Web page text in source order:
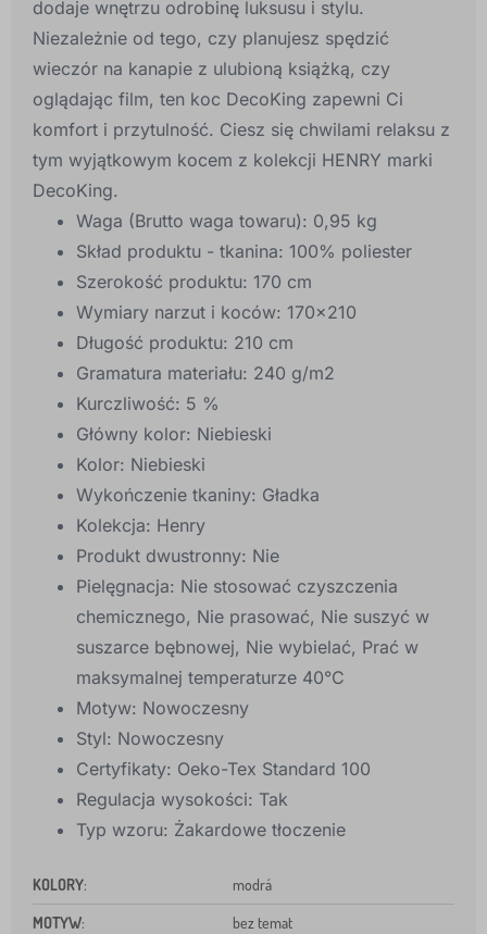
dodaje wnętrzu odrobinę luksusu i stylu.
Niezależnie od tego, czy planujesz spędzić
wieczór na kanapie z ulubioną książką, czy
oglądając film, ten koc DecoKing zapewni Ci
komfort i przytulność. Ciesz się chwilami relaksu z
tym wyjątkowym kocem z kolekcji HENRY marki
DecoKing.
Waga (Brutto waga towaru): 0,95 kg
Skład produktu - tkanina: 100% poliester
Szerokość produktu: 170 cm
Wymiary narzut i koców: 170x210
Długość produktu: 210 cm
Gramatura materiału: 240 g/m2
Kurczliwość: 5 %
Główny kolor: Niebieski
Kolor: Niebieski
Wykończenie tkaniny: Gładka
Kolekcja: Henry
Produkt dwustronny: Nie
Pielęgnacja: Nie stosować czyszczenia
chemicznego, Nie prasować, Nie suszyć w
suszarce bębnowej, Nie wybielać, Prać w
maksymalnej temperaturze 40°C
Motyw: Nowoczesny
Styl: Nowoczesny
Certyfikaty: Oeko-Tex Standard 100
Regulacja wysokości: Tak
Typ wzoru: Żakardowe tłoczenie
KOLORY: modrá
MOTYW: bez temat